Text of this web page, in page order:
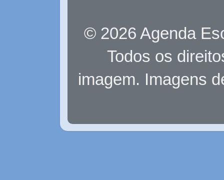
© 2026 Agenda
Todos os
imagem. Imagens